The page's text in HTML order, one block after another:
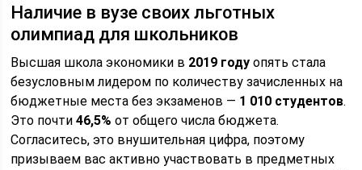
Наличие в вузе своих льготных
олимпиад для школьников
Высшая школа экономики в 2019 году опять стала
безусловным лидером по количеству зачисленных на
бюджетные места без экзаменов — 1 010 студентов.
Это почти46,5% от общего числа бюджета.
Согласитесь, это внушительная цифра, поэтому
призываем вас активно участвовать в предметных